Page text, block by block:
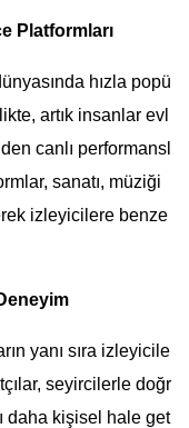
Platformları
hızla popü
artık insanlar evl
canlı performansl
sanatı, müziği
izleyicilere benze
yanı sıra izleyicile
seyircilerle doğr
daha kişisel hale get